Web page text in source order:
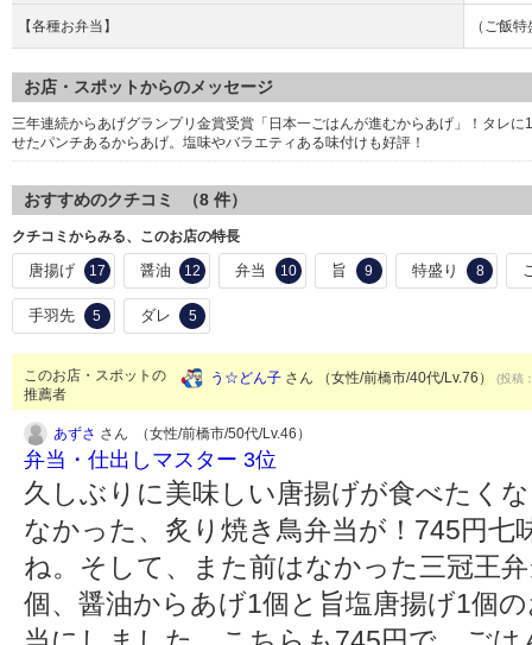
【各種お弁当】 （ご飯
お店・スポットからのメッセージ
三年連続からあげグランプリ金賞受賞「日本一ごはんが進むからあげ」！タレ
せたパンチあるからあげ。塩味やバラエティある味付けも好評！
おすすめのクチコミ （8 件）
クチコミからみる、このお店の特長
唐揚げ 17 醤油 12 弁当 10 旨 9 特盛り 8
手羽先 5 ダレ 5
このお店・スポットの
推薦者
う☆どん子 さん （女性/前橋市/40代/Lv.76） (投稿
あずさ さん （女性/前橋市/50代/Lv.46）
弁当・仕出しマスター 3位
久しぶりに美味しい唐揚げが食べたく
なかった、炙り焼き鳥弁当が！745円
ね。そして、また前はなかった三冠王
個、醤油からあげ1個と旨塩唐揚げ1個